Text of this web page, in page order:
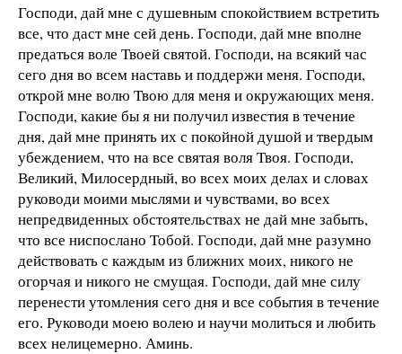
Господи, дай мне с душевным спокойствием встретить
все, что даст мне сей день. Господи, дай мне вполне
предаться воле Твоей святой. Господи, на всякий час
сего дня во всем наставь и поддержи меня. Господи,
открой мне волю Твою для меня и окружающих меня.
Господи, какие бы я ни получил известия в течение
дня, дай мне принять их с покойной душой и твердым
убеждением, что на все святая воля Твоя. Господи,
Великий, Милосердный, во всех моих делах и словах
руководи моими мыслями и чувствами, во всех
непредвиденных обстоятельствах не дай мне забыть,
что все ниспослано Тобой. Господи, дай мне разумно
действовать с каждым из ближних моих, никого не
огорчая и никого не смущая. Господи, дай мне силу
перенести утомления сего дня и все события в течение
его. Руководи моею волею и научи молиться и любить
всех нелицемерно. Аминь.